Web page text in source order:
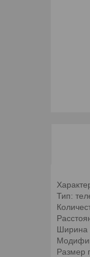
Тип:
Ширина
Размер